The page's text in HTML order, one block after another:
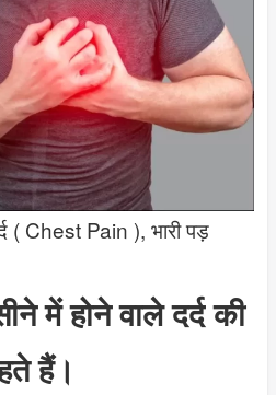
( Chest Pain ), भारी पड़
में होने वाले दर्द की
हैं।